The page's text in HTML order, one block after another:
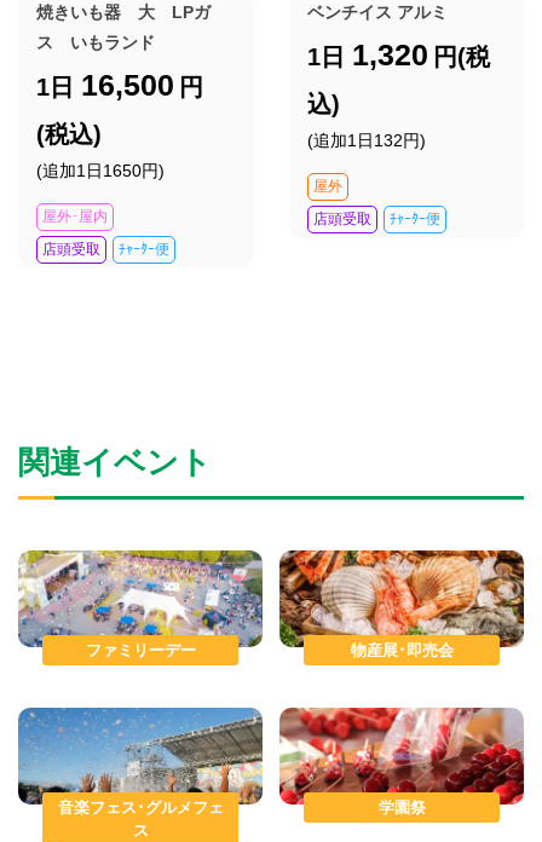
焼きいも器 大 LPガ
ス いもランド
1日 16,500 円
(税込)
(追加1日1650円)
屋外･屋内
店頭受取
ﾁｬｰﾀｰ便
ベンチイス アルミ
1日 1,320 円(税
込)
(追加1日132円)
屋外
店頭受取
ﾁｬｰﾀｰ便
関連イベント
ファミリーデー 物産展･即売会
音楽フェス･グルメフェ
ス
学園祭